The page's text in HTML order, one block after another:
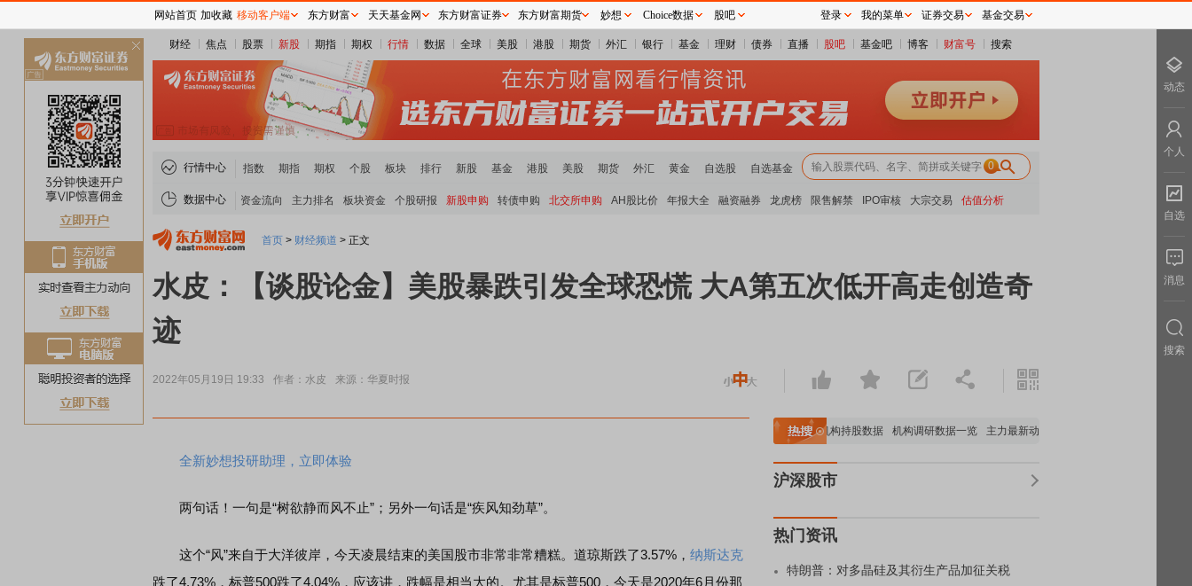
财经 焦点 股票 新股 期指 期权 行情 数据 全球 美股 港股 期货 外汇 银行 基金 理财 债券 直播 股吧 基金吧 博客 财富号 搜索
行情中心 指数 期指 期权 个股 板块 排行 新股 基金 港股 美股 期货 外汇 黄金 自选股 自选基金 0
数据中心 资金流向 主力排名 板块资金 个股研报 新股申购 转债申购 北交所申购 AH股比价 年报大全 融资融券 龙虎榜 限售解禁 IPO审核 大宗交易 估值分析
首页 > 财经频道 > 正文
水皮：【谈股论金】美股暴跌引发全球恐慌 大A第五次低开高走创造奇
迹
2022年05月19日 19:33 作者：水皮 来源：华夏时报
全新妙想投研助理，立即体验
两句话！一句是“树欲静而风不止”；另外一句话是“疾风知劲草”。
这个“风”来自于大洋彼岸，今天凌晨结束的美国股市非常非常糟糕。道琼斯跌了3.57%， 纳斯达克
跌了4.73%，标普500跌了4.04%，应该讲，跌幅是相当大的。尤其是标普500，今天是2020年6月份那
A股估值分析全览 重要机构持股数据 机构调研数据一览 主力最新动向
沪深股市
热门资讯
特朗普：对多晶硅及其衍生产品加征关税
网站首页 加收藏 移动客户端 东方财富 天天基金网 东方财富证券 东方财富期货 妙想 Choice数据 股吧 登录 我的菜单 证券交易 基金交易
动态
个人
自选
消息
搜索
关